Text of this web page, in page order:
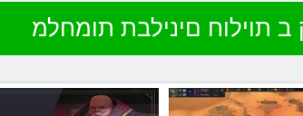
תוילוח םינילבת תומחלמ